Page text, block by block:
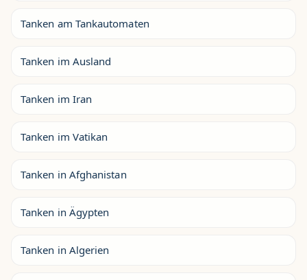
Tanken am Tankautomaten
Tanken im Ausland
Tanken im Iran
Tanken im Vatikan
Tanken in Afghanistan
Tanken in Ägypten
Tanken in Algerien